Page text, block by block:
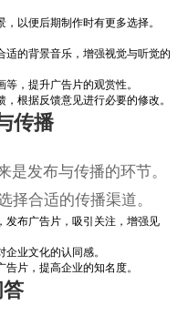
以便后期制作时有更多选择。
适的背景音乐，增强视觉与听觉的
，提升广告片的观赏性。
根据反馈意见进行必要的修改。
传播
是发布与传播的环节。
择合适的传播渠道。
发布广告片，吸引关注，增强见
业文化的认同感。
片，提高企业的知名度。